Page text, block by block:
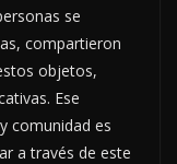
se
compartieron
objetos,
Ese
comunidad es
a través de este